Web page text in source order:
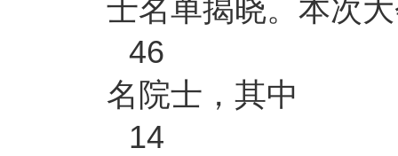
士名单揭晓。本次
46
名院士，其中
14